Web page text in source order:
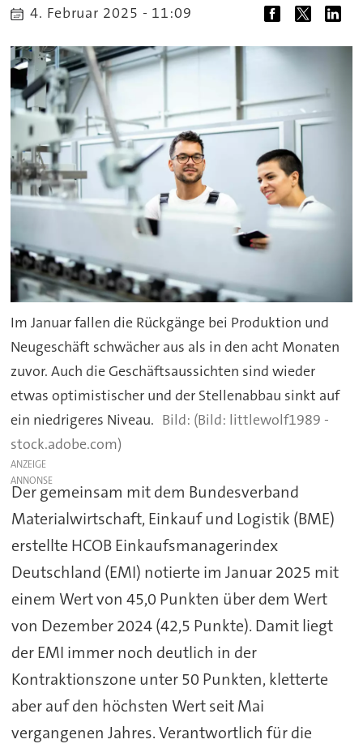
4. Februar 2025 - 11:09
Im Januar fallen die Rückgänge bei Produktion und
Neugeschäft schwächer aus als in den acht Monaten
zuvor. Auch die Geschäftsaussichten sind wieder
etwas optimistischer und der Stellenabbau sinkt auf
ein niedrigeres Niveau.
(Bild: littlewolf1989 -
stock.adobe.com)
ANZEIGE
Der gemeinsam mit dem Bundesverband
Materialwirtschaft, Einkauf und Logistik (BME)
erstellte HCOB Einkaufsmanagerindex
Deutschland (EMI) notierte im Januar 2025 mit
einem Wert von 45,0 Punkten über dem Wert
von Dezember 2024 (42,5 Punkte). Damit liegt
der EMI immer noch deutlich in der
Kontraktionszone unter 50 Punkten, kletterte
aber auf den höchsten Wert seit Mai
vergangenen Jahres. Verantwortlich für die